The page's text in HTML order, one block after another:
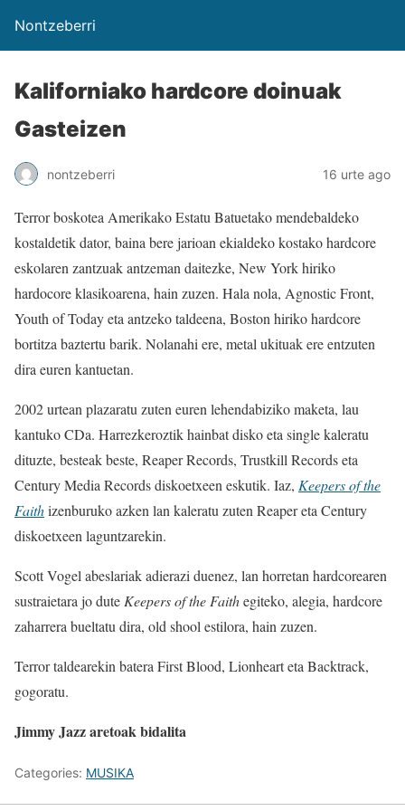
Nontzeberri
Kaliforniako hardcore doinuak
Gasteizen
nontzeberri 16 urte ago
Terror boskotea Amerikako Estatu Batuetako mendebaldeko
kostaldetik dator, baina bere jarioan ekialdeko kostako hardcore
eskolaren zantzuak antzeman daitezke, New York hiriko
hardocore klasikoarena, hain zuzen. Hala nola, Agnostic Front,
Youth of Today eta antzeko taldeena, Boston hiriko hardcore
bortitza baztertu barik. Nolanahi ere, metal ukituak ere entzuten
dira euren kantuetan.
2002 urtean plazaratu zuten euren lehendabiziko maketa, lau
kantuko CDa. Harrezkeroztik hainbat disko eta single kaleratu
dituzte, besteak beste, Reaper Records, Trustkill Records eta
Century Media Records diskoetxeen eskutik. Iaz, Keepers of the
Faithizenburuko azken lan kaleratu zuten Reaper eta Century
diskoetxeen laguntzarekin.
Scott Vogel abeslariak adierazi duenez, lan horretan hardcorearen
sustraietara jo dute Keepers of the Faithegiteko, alegia, hardcore
zaharrera bueltatu dira, old shool estilora, hain zuzen.
Terror taldearekin batera First Blood, Lionheart eta Backtrack,
gogoratu.
Jimmy Jazz aretoak bidalita
Categories: MUSIKA